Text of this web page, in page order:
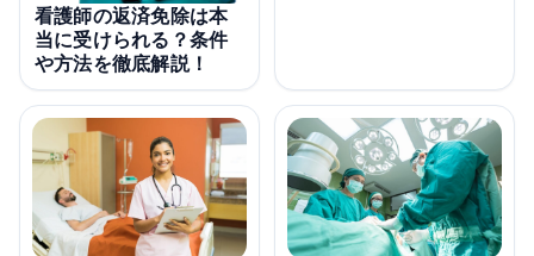
看護師の返済免除は本
当に受けられる？条件
や方法を徹底解説！